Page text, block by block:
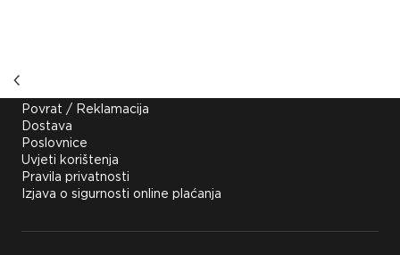
Povrat / Reklamacija
Dostava
Poslovnice
Uvjeti korištenja
Pravila privatnosti
Izjava o sigurnosti online plaćanja